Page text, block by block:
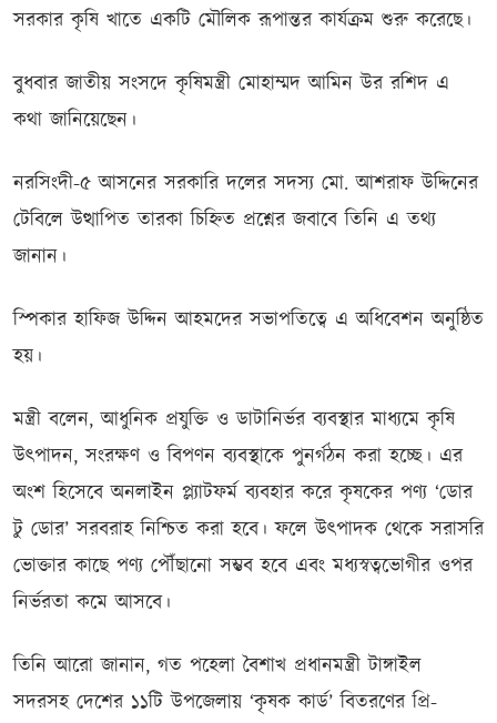
সরকার কৃষি খাতে একটি মৌলিক রূপান্তর কার্যক্রম শুরু করেছে।
বুধবার জাতীয় সংসদে কৃষিমন্ত্রী মোহাম্মদ আমিন উর রশিদ এ
কথা জানিয়েছেন।
নরসিংদী-৫ আসনের সরকারি দলের সদস্য মো. আশরাফ উদ্দিনের
টেবিলে উত্থাপিত তারকা চিহ্নিত প্রশ্নের জবাবে তিনি এ তথ্য
জানান।
স্পিকার হাফিজ উদ্দিন আহমদের সভাপতিত্বে এ অধিবেশন অনুষ্ঠিত
হয়।
মন্ত্রী বলেন, আধুনিক প্রযুক্তি ও ডাটানির্ভর ব্যবস্থার মাধ্যমে কৃষি
উৎপাদন, সংরক্ষণ ও বিপণন ব্যবস্থাকে পুনর্গঠন করা হচ্ছে। এর
অংশ হিসেবে অনলাইন প্ল্যাটফর্ম ব্যবহার করে কৃষকের পণ্য ‘ডোর
টু ডোর’ সরবরাহ নিশ্চিত করা হবে। ফলে উৎপাদক থেকে সরাসরি
ভোক্তার কাছে পণ্য পৌঁছানো সম্ভব হবে এবং মধ্যস্বত্বভোগীর ওপর
নির্ভরতা কমে আসবে।
তিনি আরো জানান, গত পহেলা বৈশাখ প্রধানমন্ত্রী টাঙ্গাইল
সদরসহ দেশের ১১টি উপজেলায় ‘কৃষক কার্ড’ বিতরণের প্রি-